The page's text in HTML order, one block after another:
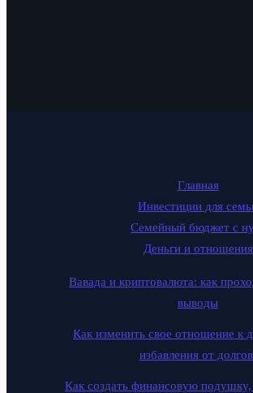
Главная
Инвестиции для
Семейный бюджет с
Деньги и отношения
Вавада и криптовалюта: как
выводы
Как изменить свое отношение к
избавления от
Как создать финансовую